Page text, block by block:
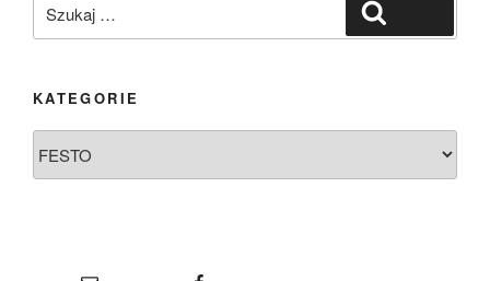
KATEGORIE
E-mail